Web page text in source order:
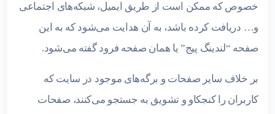
خصوص که ممکن است از طریق ایمیل، شبکه‌های اجتماعی
و… دریافت کرده باشد، به آن هدایت می‌شود که به این
صفحه “لندینگ پیج” یا همان صفحه فرود گفته می‌شود.
بر خلاف سایر صفحات و برگه‌های موجود در سایت که
کاربران را کنجکاو و تشویق به جستجو می‌کنند، صفحات